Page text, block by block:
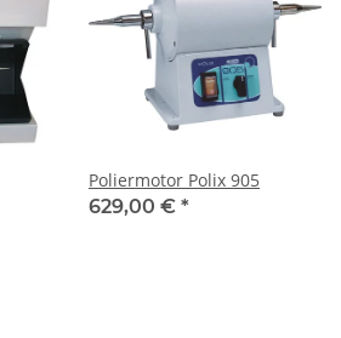
Poliermotor Polix 905
629,00 € *